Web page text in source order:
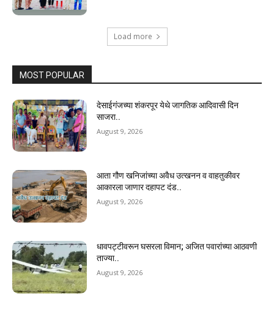
Load more
MOST POPULAR
देसाईगंजच्या शंकरपूर येथे जागतिक आदिवासी दिन
साजरा..
August 9, 2026
आता गौण खनिजांच्या अवैध उत्खनन व वाहतुकीवर
आकारला जाणार दहापट दंड..
August 9, 2026
धावपट्टीवरून घसरला विमान; अजित पवारांच्या आठवणी
ताज्या..
August 9, 2026